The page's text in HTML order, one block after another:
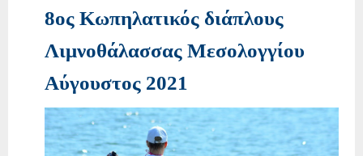
8ος Κωπηλατικός διάπλους
Λιμνοθάλασσας Μεσολογγίου
Αύγουστος 2021